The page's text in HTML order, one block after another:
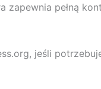
pełną
jeśli